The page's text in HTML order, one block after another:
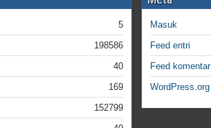
5
198586
40
169
152799
Masuk
Feed entri
Feed komentar
WordPress.org